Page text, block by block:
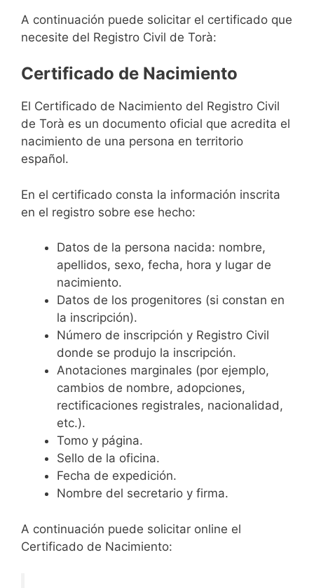
A continuación puede solicitar el certificado que
necesite del Registro Civil de Torà:
Certificado de Nacimiento
El Certificado de Nacimiento del Registro Civil
de Torà es un documento oficial que acredita el
nacimiento de una persona en territorio
español.
En el certificado consta la información inscrita
en el registro sobre ese hecho:
Datos de la persona nacida: nombre,
apellidos, sexo, fecha, hora y lugar de
nacimiento.
Datos de los progenitores (si constan en
la inscripción).
Número de inscripción y Registro Civil
donde se produjo la inscripción.
Anotaciones marginales (por ejemplo,
cambios de nombre, adopciones,
rectificaciones registrales, nacionalidad,
etc.).
Tomo y página.
Sello de la oficina.
Fecha de expedición.
Nombre del secretario y firma.
A continuación puede solicitar online el
Certificado de Nacimiento: